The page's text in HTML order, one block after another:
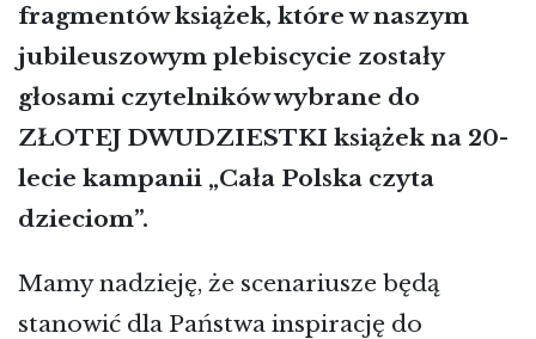
fragmentów książek, które w naszym
jubileuszowym plebiscycie zostały
głosami czytelników wybrane do
ZŁOTEJ DWUDZIESTKI książek na 20-
lecie kampanii „Cała Polska czyta
dzieciom”.
Mamy nadzieję, że scenariusze będą
stanowić dla Państwa inspirację do